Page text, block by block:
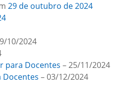
29 de outubro de 2024
10/2024
para Docentes – 25/11/2024
Docentes – 03/12/2024